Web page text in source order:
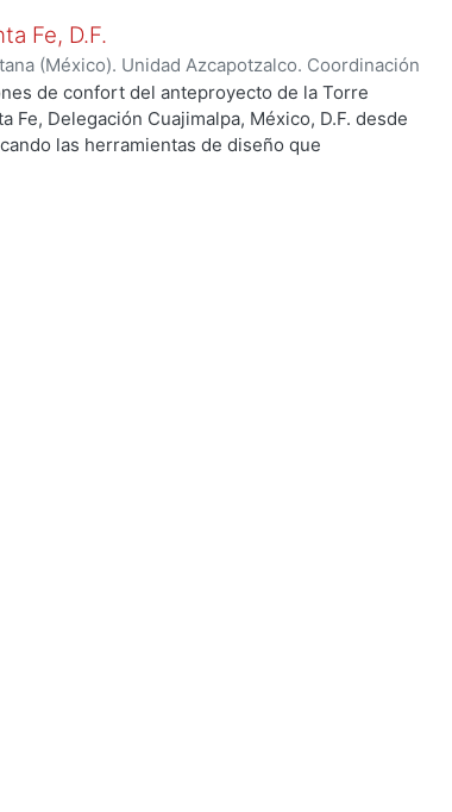
Fe, D.F.
(México). Unidad Azcapotzalco. Coordinación
)Corro Eguia, Guillermo Heriberto
de confort del anteproyecto de la Torre
Fe, Delegación Cuajimalpa, México, D.F. desde
las herramientas de diseño que